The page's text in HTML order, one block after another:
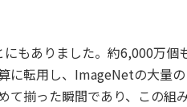
もありました。約6,000万個
に転用し、ImageNetの大量
揃った瞬間であり、この組